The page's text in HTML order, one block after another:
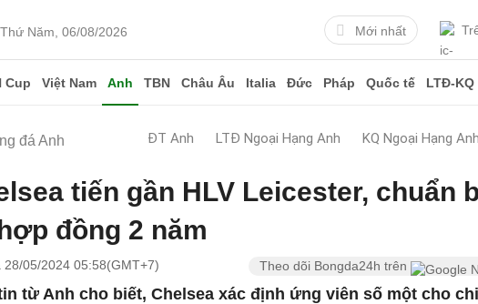
Thứ Năm, 06/08/2026 Mới nhất
Cup Việt Nam Anh TBN Châu Âu Italia Đức Pháp Quốc tế LTĐ-KQ
đá Anh ĐT Anh LTĐ Ngoại Hạng Anh KQ Ngoại Hạng Anh
tiến gần HLV Leicester, chuẩn
đồng 2 năm
28/05/2024 05:58(GMT+7) Theo dõi Bongda24h trên
từ Anh cho biết, Chelsea xác định ứng viên số một cho